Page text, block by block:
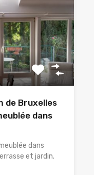
de Bruxelles
dans
dans
et jardin.